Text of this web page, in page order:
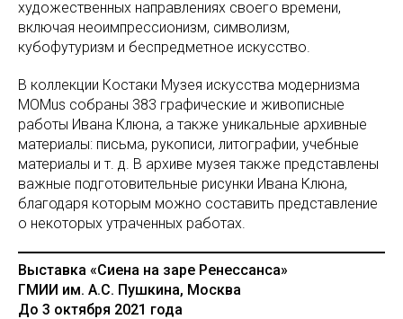
художественных направлениях своего времени,
включая неоимпрессионизм, символизм,
кубофутуризм и беспредметное искусство.
В коллекции Костаки Музея искусства модернизма
MOMus собраны 383 графические и живописные
работы Ивана Клюна, а также уникальные архивные
материалы: письма, рукописи, литографии, учебные
материалы и т. д. В архиве музея также представлены
важные подготовительные рисунки Ивана Клюна,
благодаря которым можно составить представление
о некоторых утраченных работах.
Выставка «Сиена на заре Ренессанса»
ГМИИ им. А.С. Пушкина, Москва
До 3 октября 2021 года